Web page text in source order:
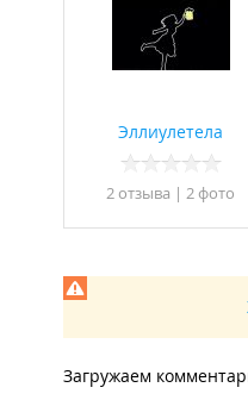
Эллиулетела
2 отзывa | 2 фото
Загружаем